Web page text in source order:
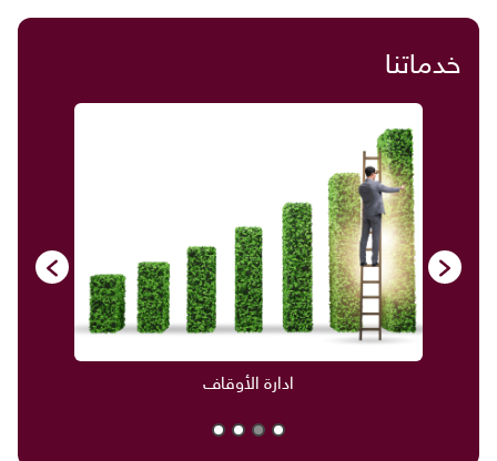
خدماتنا
ادارة الأوقاف